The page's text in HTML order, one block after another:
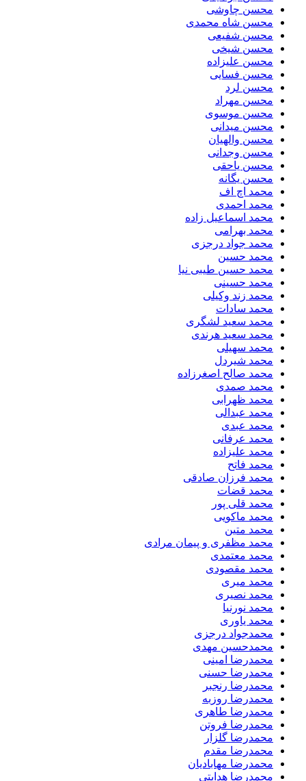
محسن چاوشی
محسن شاه محمدی
محسن شفیعی
محسن شیخی
محسن علیزاده
محسن فسایی
محسن لرد
محسن مهراد
محسن موسوی
محسن میدانی
محسن والهیان
محسن وجدانی
محسن یاحقی
محسن یگانه
محمد اچ اف
محمد احمدی
محمد اسماعیل زاده
محمد بهرامی
محمد جواد درجزی
محمد حسین
محمد حسین طیبی نیا
محمد حسینی
محمد زند وکیلی
محمد سادات
محمد سعید لشگری
محمد سعید هرندی
محمد سهیلی
​محمد شیردل
محمد صالح اصغرزاده
محمد صمدی
محمد ظهرابی
محمد عبدالی
محمد عبدی
محمد عرفانی
محمد علیزاده
محمد فاتح
محمد فرزان صادقی
محمد قضات
محمد قلی پور
محمد ماکویی
محمد متین
محمد مظفری و پیمان مرادی
محمد معتمدی
محمد مقصودی
محمد میری
محمد نصیری
محمد نورنیا
محمد یاوری
محمدجواد درجزی
محمدحسین مهدی
محمدرضا امینی
محمدرضا حسنی
محمدرضا رنجبر
محمدرضا روزبه
محمدرضا طاهری
محمدرضا فروتن
محمدرضا گلزار
محمدرضا مقدم
محمدرضا مهابادیان
محمدرضا هدایتی